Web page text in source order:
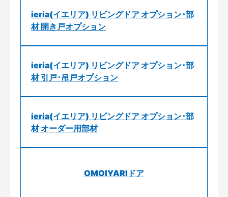
ieria(イエリア) リビングドア オプション･部
材 開き戸オプション
ieria(イエリア) リビングドア オプション･部
材 引戸･吊戸オプション
ieria(イエリア) リビングドア オプション･部
材 オーダー用部材
OMOIYARIドア